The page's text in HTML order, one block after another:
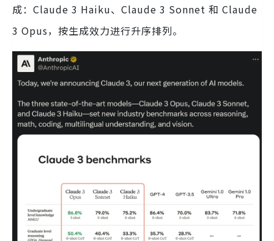
成：Claude 3 Haiku、Claude 3 Sonnet 和 Claude
3 Opus，按生成效力进行升序排列。